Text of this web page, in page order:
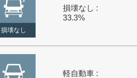
損壊なし
損壊なし :
33.3%
軽自動車 :